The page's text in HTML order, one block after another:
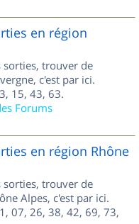
en région
sorties, trouver de
c'est par ici.
15, 43, 63.
Forums
en région Rhône
sorties, trouver de
Alpes, c'est par ici.
07, 26, 38, 42, 69, 73,